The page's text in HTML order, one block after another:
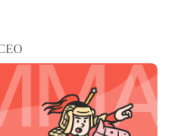
育と開発どちらも行い、
COACHTECH
提供し、実務で活躍できる人